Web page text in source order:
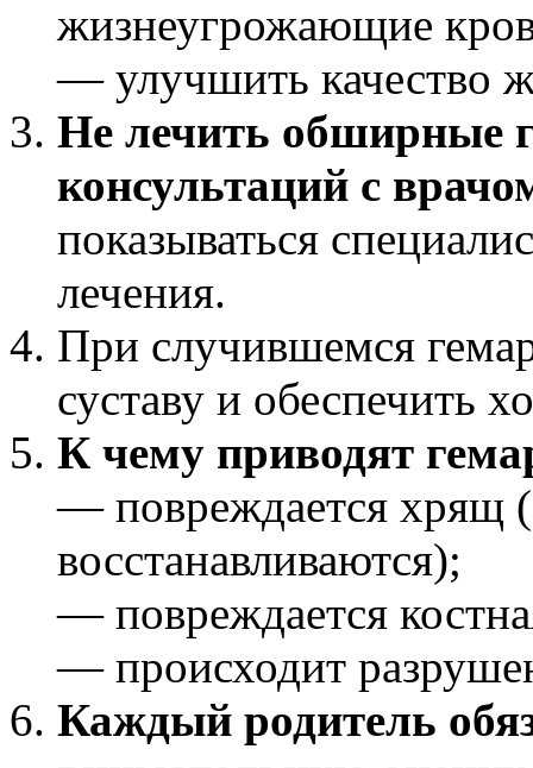
жизнеугрожающие
— улучшить качество
Не лечить обширные
консультаций с
показываться
лечения.
При случившемся
суставу и обеспечить
К чему приводят
— повреждается хрящ
восстанавливаются);
— повреждается
— происходит
Каждый родитель